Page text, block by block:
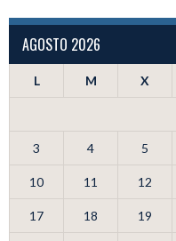
AGOSTO 2026
L M X
3 4 5
10 11 12
17 18 19